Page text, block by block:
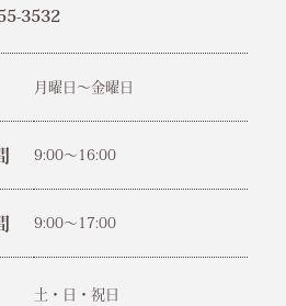
3532
月曜日～金曜日
9:00～16:00
9:00～17:00
土・日・祝日